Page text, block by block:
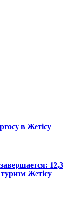
в Жетісу
12,3
Жетісу